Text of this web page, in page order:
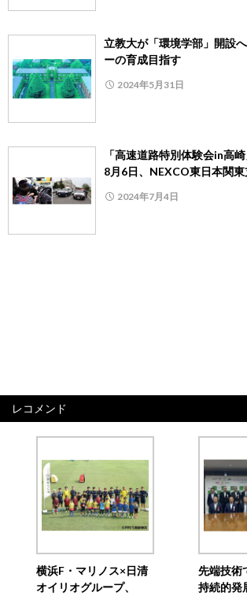
立教大が「環境学部」開設
ーの育成目指す
2024年5月31日
「高速道路特別体験会in高
8月6日、NEXCO東日本関
2024年7月4日
レコメンド
横浜F・マリノス×日清
オイリオグループ、
先端技術
持続的